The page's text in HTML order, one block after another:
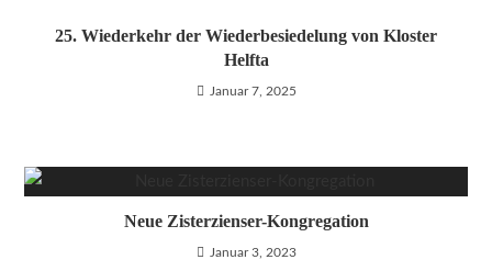
25. Wiederkehr der Wiederbesiedelung von Kloster
Helfta
Januar 7, 2025
Neue Zisterzienser-Kongregation
Januar 3, 2023